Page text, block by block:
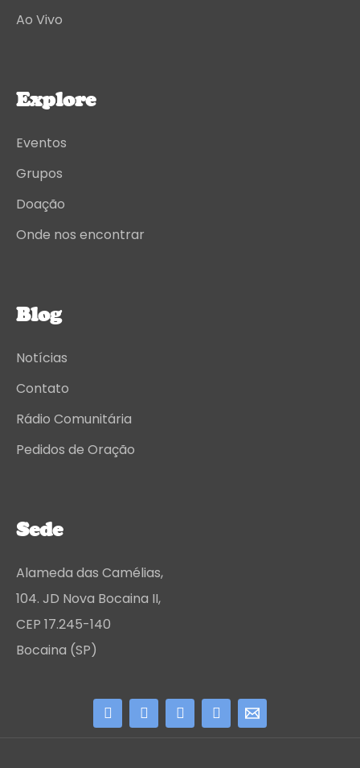
Ao Vivo
Explore
Eventos
Grupos
Doação
Onde nos encontrar
Blog
Notícias
Contato
Rádio Comunitária
Pedidos de Oração
Sede
Alameda das Camélias,
104. JD Nova Bocaina II,
CEP 17.245-140
Bocaina (SP)